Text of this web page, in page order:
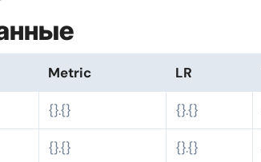
Metric LR
{}.{} {}.{}
{}.{} {}.{}